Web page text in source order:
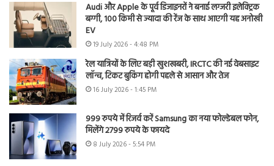
Audi और Apple के पूर्व डिजाइनरों ने बनाई लग्जरी इलेक्ट्रिक
बग्गी, 100 किमी से ज्यादा की रेंज के साथ आएगी यह अनोखी
EV
19 July 2026 - 4:48 PM
रेल यात्रियों के लिए बड़ी खुशखबरी, IRCTC की नई वेबसाइट
लॉन्च, टिकट बुकिंग होगी पहले से आसान और तेज
16 July 2026 - 1:45 PM
999 रुपये में रिजर्व करें Samsung का नया फोल्डेबल फोन,
मिलेंगे 2799 रुपये के फायदे
8 July 2026 - 5:54 PM